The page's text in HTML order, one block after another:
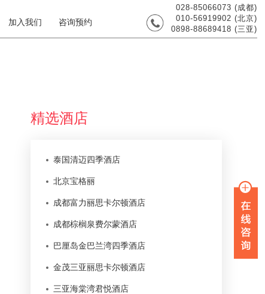
加入我们 咨询预约
028-85066073 (成都)
010-56919902 (北京)
0898-88689418 (三亚)
精选酒店
泰国清迈四季酒店
北京宝格丽
成都富力丽思卡尔顿酒店
成都棕榈泉费尔蒙酒店
巴厘岛金巴兰湾四季酒店
金茂三亚丽思卡尔顿酒店
三亚海棠湾君悦酒店